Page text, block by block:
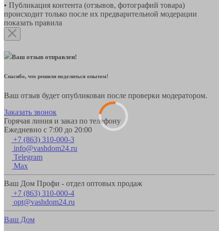
• Публикация контента (отзывов, фотографий товара)
происходит только после их предварительной модерации
показать правила
Ваш отзыв отправлен!
Спасибо, что решили поделиться опытом!
Ваш отзыв будет опубликован после проверки модератором.
Заказать звонок
Горячая линия и заказ по телефону
Ежедневно с 7:00 до 20:00
+7 (863) 310-000-3
info@vashdom24.ru
Telegram
Max
Ваш Дом Профи - отдел оптовых продаж
+7 (863) 310-000-4
opt@vashdom24.ru
Ваш Дом